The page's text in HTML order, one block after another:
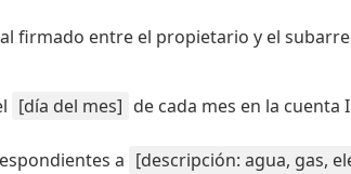
firmado entre el propietario y el
[día del mes] de cada mes en la cuenta
a [descripción: agua, gas,